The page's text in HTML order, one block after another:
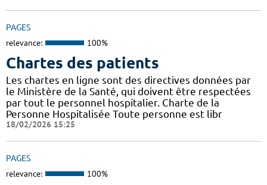
PAGES
relevance: 100%
Chartes des patients
Les chartes en ligne sont des directives données par
le Ministère de la Santé, qui doivent être respectées
par tout le personnel hospitalier. Charte de la
Personne Hospitalisée Toute personne est libr
18/02/2026 15:25
PAGES
relevance: 100%